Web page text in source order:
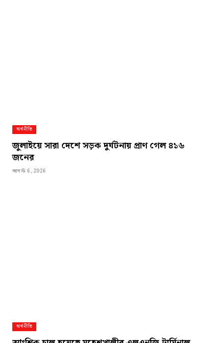
অর্থনীতি
জুলাইয়ে সারা দেশে সড়ক দুর্ঘটনায় প্রাণ গেল ৪১৬
জনের
আগস্ট 6, 2026
অর্থনীতি